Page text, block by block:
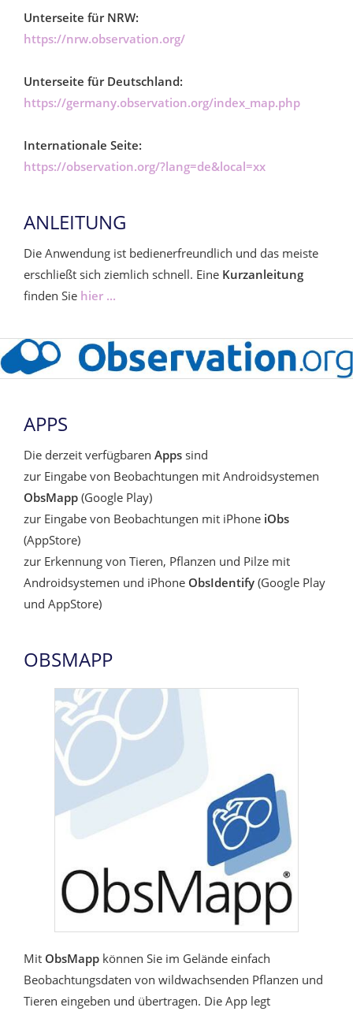
Unterseite für NRW:
https://nrw.observation.org/
Unterseite für Deutschland:
https://germany.observation.org/index_map.php
Internationale Seite:
https://observation.org/?lang=de&local=xx
ANLEITUNG
Die Anwendung ist bedienerfreundlich und das meiste
erschließt sich ziemlich schnell. Eine Kurzanleitung
finden Sie hier ...
APPS
Die derzeit verfügbaren Apps sind
zur Eingabe von Beobachtungen mit Androidsystemen
ObsMapp (Google Play)
zur Eingabe von Beobachtungen mit iPhone iObs
(AppStore)
zur Erkennung von Tieren, Pflanzen und Pilze mit
Androidsystemen und iPhone ObsIdentify (Google Play
und AppStore)
OBSMAPP
Mit ObsMapp können Sie im Gelände einfach
Beobachtungsdaten von wildwachsenden Pflanzen und
Tieren eingeben und übertragen. Die App legt